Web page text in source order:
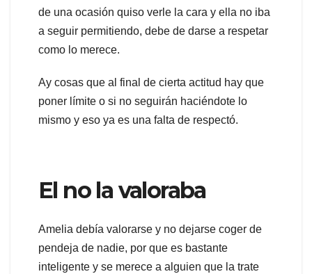
de una ocasión quiso verle la cara y ella no iba
a seguir permitiendo, debe de darse a respetar
como lo merece.
Ay cosas que al final de cierta actitud hay que
poner límite o si no seguirán haciéndote lo
mismo y eso ya es una falta de respectó.
El no la valoraba
Amelia debía valorarse y no dejarse coger de
pendeja de nadie, por que es bastante
inteligente y se merece a alguien que la trate